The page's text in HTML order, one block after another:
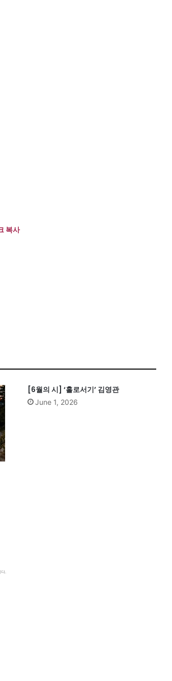
복사
[6월의 시] ‘홀로서기’ 김영관
June 1, 2026
.